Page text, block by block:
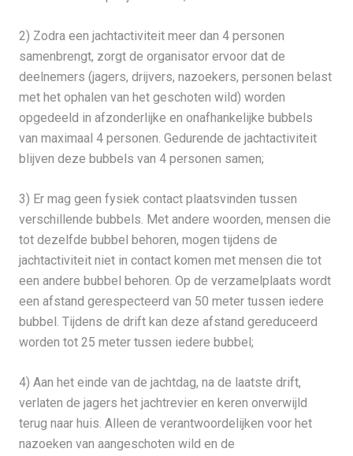
2) Zodra een jachtactiviteit meer dan 4 personen
samenbrengt, zorgt de organisator ervoor dat de
deelnemers (jagers, drijvers, nazoekers, personen belast
met het ophalen van het geschoten wild) worden
opgedeeld in afzonderlijke en onafhankelijke bubbels
van maximaal 4 personen. Gedurende de jachtactiviteit
blijven deze bubbels van 4 personen samen;
3) Er mag geen fysiek contact plaatsvinden tussen
verschillende bubbels. Met andere woorden, mensen die
tot dezelfde bubbel behoren, mogen tijdens de
jachtactiviteit niet in contact komen met mensen die tot
een andere bubbel behoren. Op de verzamelplaats wordt
een afstand gerespecteerd van 50 meter tussen iedere
bubbel. Tijdens de drift kan deze afstand gereduceerd
worden tot 25 meter tussen iedere bubbel;
4) Aan het einde van de jachtdag, na de laatste drift,
verlaten de jagers het jachtrevier en keren onverwijld
terug naar huis. Alleen de verantwoordelijken voor het
nazoeken van aangeschoten wild en de